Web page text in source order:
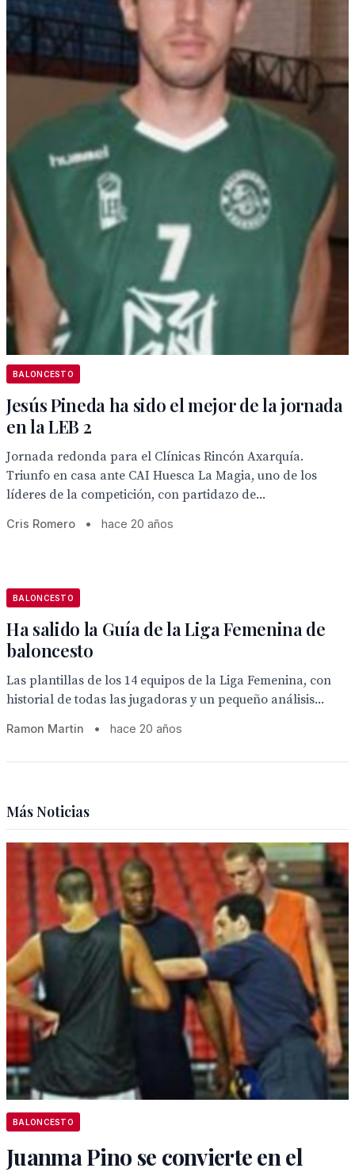
BALONCESTO
Jesús Pineda ha sido el mejor de la jornada
en la LEB 2
Jornada redonda para el Clínicas Rincón Axarquía.
Triunfo en casa ante CAI Huesca La Magia, uno de los
líderes de la competición, con partidazo de...
Cris Romero • hace 20 años
BALONCESTO
Ha salido la Guía de la Liga Femenina de
baloncesto
Las plantillas de los 14 equipos de la Liga Femenina, con
historial de todas las jugadoras y un pequeño análisis...
Ramon Martin • hace 20 años
Más Noticias
BALONCESTO
Juanma Pino se convierte en el